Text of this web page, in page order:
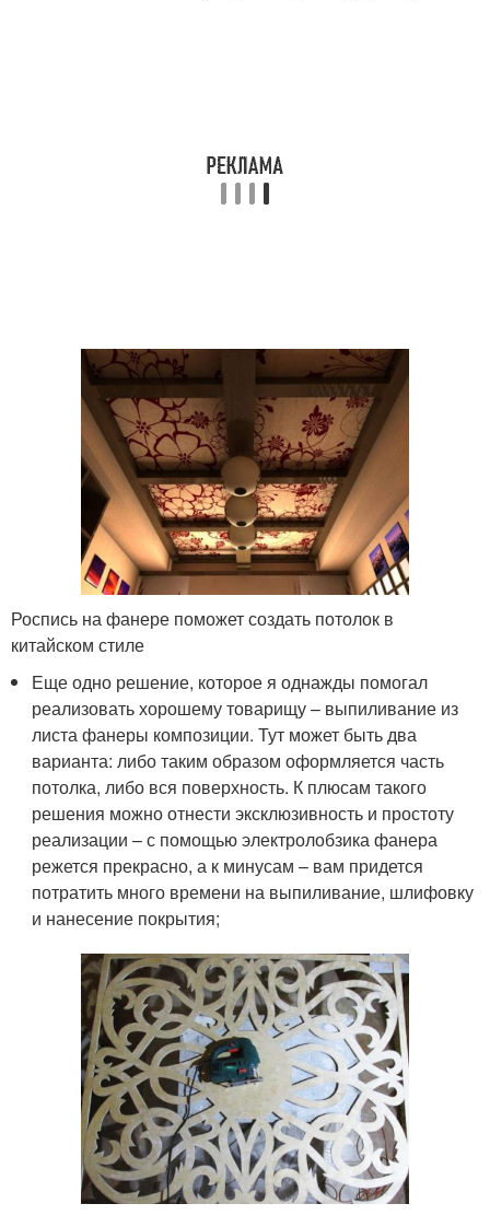
Роспись на фанере поможет создать потолок в
китайском стиле
Еще одно решение, которое я однажды помогал
реализовать хорошему товарищу – выпиливание из
листа фанеры композиции. Тут может быть два
варианта: либо таким образом оформляется часть
потолка, либо вся поверхность. К плюсам такого
решения можно отнести эксклюзивность и простоту
реализации – с помощью электролобзика фанера
режется прекрасно, а к минусам – вам придется
потратить много времени на выпиливание, шлифовку
и нанесение покрытия;